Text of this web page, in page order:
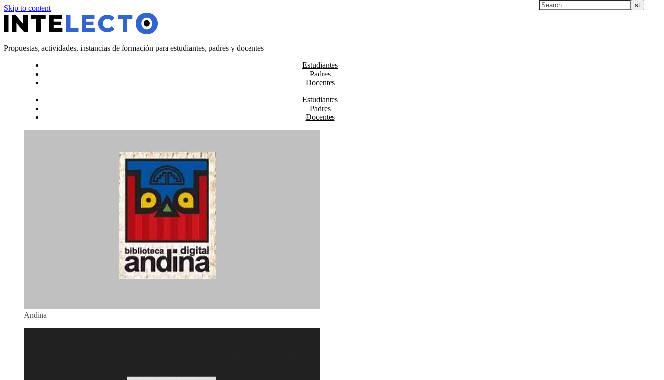
Skip to content
Propuestas, actividades, instancias de formación para estudiantes, padres y docentes
Estudiantes
Padres
Docentes
Estudiantes
Padres
Docentes
Andina